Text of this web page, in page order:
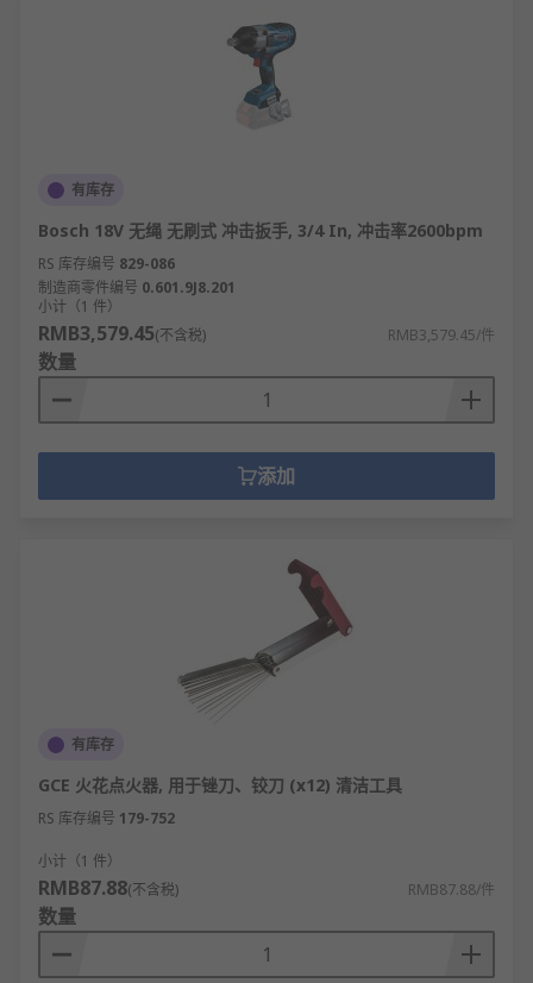
有库存
Bosch 18V 无绳 无刷式 冲击扳手, 3/4 In, 冲击率2600bpm
RS 库存编号 829-086
制造商零件编号 0.601.9J8.201
小计（1 件）
RMB3,579.45(不含税) RMB3,579.45/件
数量
添加
有库存
GCE 火花点火器, 用于锉刀、铰刀 (x12) 清洁工具
RS 库存编号 179-752
小计（1 件）
RMB87.88(不含税) RMB87.88/件
数量